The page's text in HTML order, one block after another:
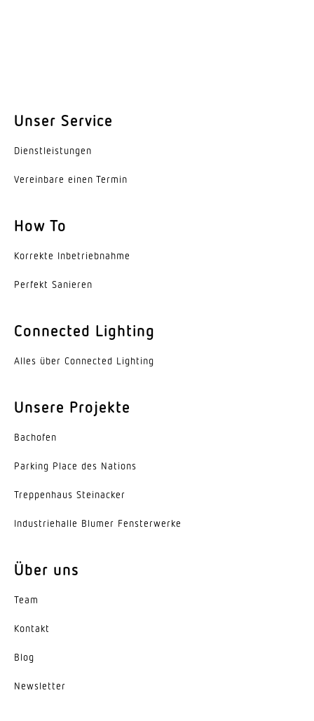
2,00 – 12,00 m
optimale Montagehöhe
2000 W
Mit Bewegungsmelder
Ja
ggf. durch Glas, Holz und Leichtbauwände
Erfassungswinkel
360 °
Öffnungswinkel
Ja
Ja
Mechanische Skalierbarkeit
Unser Service
Dienst­leis­tungen
Vereinbare einen Termin
How To
Korrekte Inbe­trieb­nahme
Perfekt Sanieren
Connected Lighting
Alles über Connected Lighting
Unsere Projekte
Bachofen
Parking Place des Nations
Trep­penhaus Steinacker
Indus­trie­halle Blumer Fensterwerke
Über uns
Team
Kontakt
Blog
News­letter